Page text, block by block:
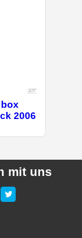
box
2006
mit uns